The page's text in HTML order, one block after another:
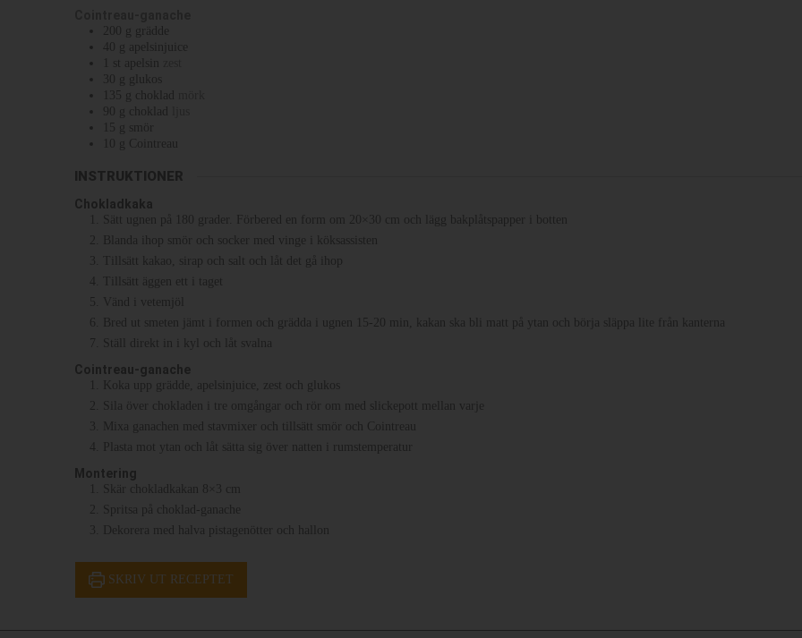
200 g grädde
40
g
apelsinjuice
st apelsin
g glukos
135 g choklad
g choklad
15 g
smör
g Cointreau
INSTRUKTIONER
Chokladkaka
Sätt ugnen på 180 grader. Förbered en form om 20×30 cm och lägg bakplåtspapper i botten
Blanda ihop smör och socker med vinge i köksassisten
Tillsätt kakao, sirap och salt och låt det gå ihop
Tillsätt äggen ett i taget
Vänd i vetemjöl
Bred ut smeten jämt i formen och grädda i ugnen 15-20 min, kakan ska bli matt på ytan och börja släppa lite från kanterna
Ställ direkt in i kyl och låt svalna
Cointreau-ganache
Koka upp grädde, apelsinjuice, zest och glukos
Sila över chokladen i tre omgångar och rör om med slickepott mellan varje
Mixa ganachen med stavmixer och tillsätt smör och Cointreau
Plasta mot ytan och låt sätta sig över natten i rumstemperatur
Montering
Skär chokladkakan 8×3 cm
Spritsa på choklad-ganache
Dekorera med halva pistagenötter och hallon
SKRIV UT RECEPTET